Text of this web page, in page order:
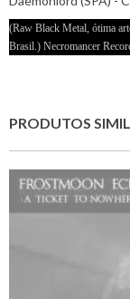
(Raw Black Metal, ótima
Brasil.) Necromancer
PRODUTOS